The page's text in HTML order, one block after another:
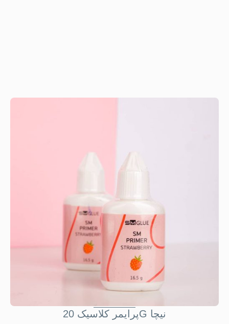
پرايمر کلاسيک 20G نيچا